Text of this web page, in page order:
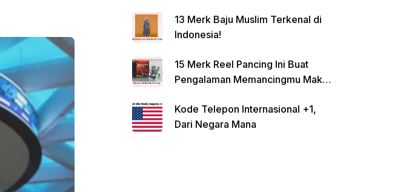
13 Merk Baju Muslim Terkenal di
Indonesia!
15 Merk Reel Pancing Ini Buat
Pengalaman Memancingmu Makin
Kode Telepon Internasional +1,
Dari Negara Mana